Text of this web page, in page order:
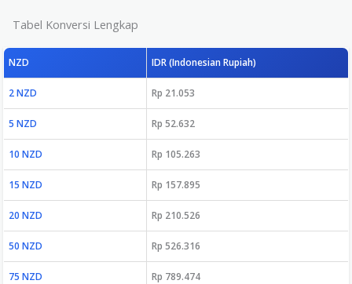
Tabel Konversi Lengkap
NZD IDR (Indonesian Rupiah)
2 NZD Rp 21.053
5 NZD Rp 52.632
10 NZD Rp 105.263
15 NZD Rp 157.895
20 NZD Rp 210.526
50 NZD Rp 526.316
75 NZD Rp 789.474